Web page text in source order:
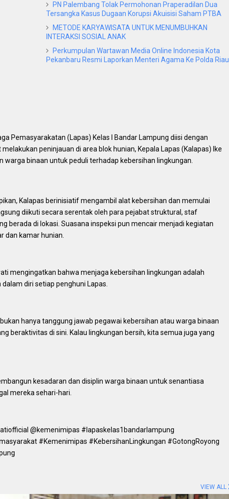
PN Palembang Tolak Permohonan Praperadilan Dua
Tersangka Kasus Dugaan Korupsi Akuisisi Saham PTBA
METODE KARYAWISATA UNTUK MENUMBUHKAN
INTERAKSI SOSIAL ANAK
Perkumpulan Wartawan Media Online Indonesia Kota
Pekanbaru Resmi Laporkan Menteri Agama Ke Polda Riau
Pemasyarakatan (Lapas) Kelas I Bandar Lampung diisi dengan
peninjauan di area blok hunian, Kepala Lapas (Kalapas) Ike
binaan untuk peduli terhadap kebersihan lingkungan.
Kalapas berinisiatif mengambil alat kebersihan dan memulai
diikuti secara serentak oleh para pejabat struktural, staf
berada di lokasi. Suasana inspeksi pun mencair menjadi kegiatan
dan kamar hunian.
mengingatkan bahwa menjaga kebersihan lingkungan adalah
diri setiap penghuni Lapas.
hanya tanggung jawab pegawai kebersihan atau warga binaan
beraktivitas di sini. Kalau lingkungan bersih, kita semua juga yang
kesadaran dan disiplin warga binaan untuk senantiasa
mereka sehari-hari.
@kemenimipas #lapaskelas1bandarlampung
#Kemenimipas #KebersihanLingkungan #GotongRoyong
VIEW ALL